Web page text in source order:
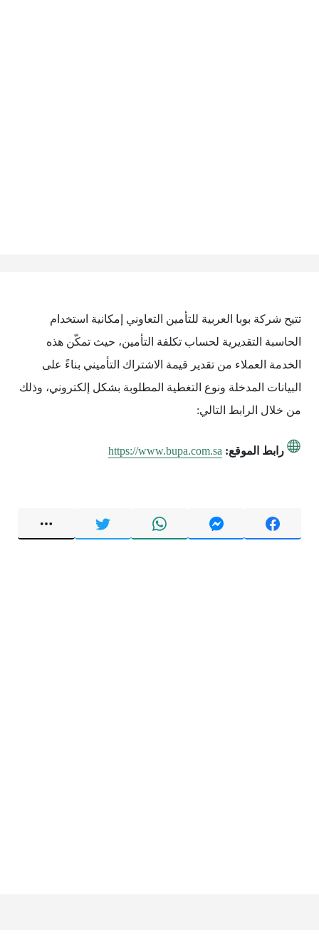
تتيح شركة بوبا العربية للتأمين التعاوني إمكانية استخدام
الحاسبة التقديرية لحساب تكلفة التأمين، حيث تمكّن هذه
الخدمة العملاء من تقدير قيمة الاشتراك التأميني بناءً على
البيانات المدخلة ونوع التغطية المطلوبة بشكل إلكتروني، وذلك
من خلال الرابط التالي:
رابط الموقع: https://www.bupa.com.sa